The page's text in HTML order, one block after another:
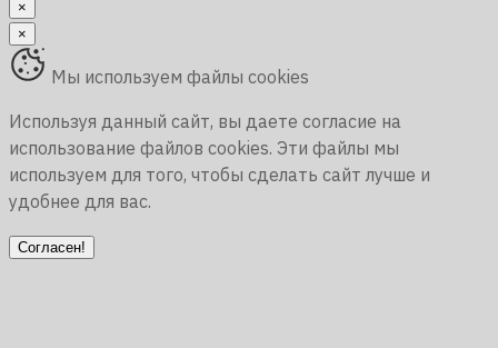
×
×
Мы используем файлы cookies
Используя данный сайт, вы даете согласие на
использование файлов cookies. Эти файлы мы
используем для того, чтобы сделать сайт лучше и
удобнее для вас.
Согласен!